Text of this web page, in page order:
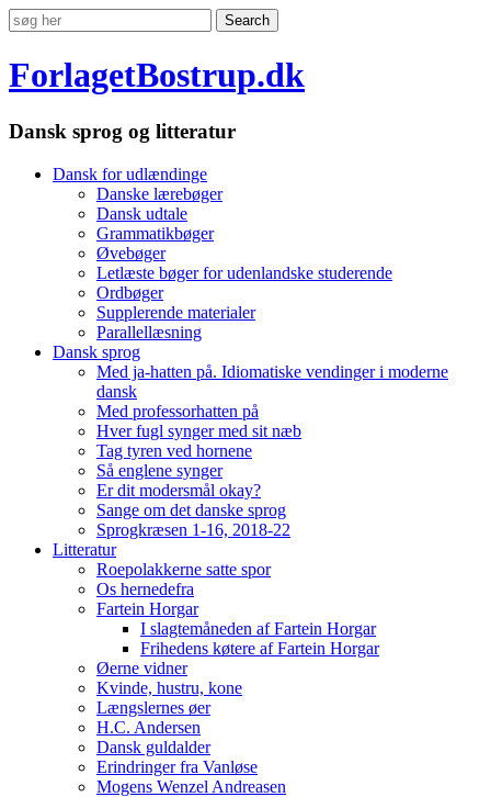
ForlagetBostrup.dk
Dansk sprog og litteratur
Dansk for udlændinge
Danske lærebøger
Dansk udtale
Grammatikbøger
Øvebøger
Letlæste bøger for udenlandske studerende
Ordbøger
Supplerende materialer
Parallellæsning
Dansk sprog
Med ja-hatten på. Idiomatiske vendinger i moderne
dansk
Med professorhatten på
Hver fugl synger med sit næb
Tag tyren ved hornene
Så englene synger
Er dit modersmål okay?
Sange om det danske sprog
Sprogkræsen 1-16, 2018-22
Litteratur
Roepolakkerne satte spor
Os hernedefra
Fartein Horgar
I slagtemåneden af Fartein Horgar
Frihedens køtere af Fartein Horgar
Øerne vidner
Kvinde, hustru, kone
Længslernes øer
H.C. Andersen
Dansk guldalder
Erindringer fra Vanløse
Mogens Wenzel Andreasen